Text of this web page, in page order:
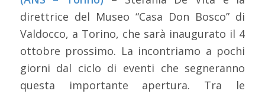
direttrice del Museo “Casa Don Bosco” di
Valdocco, a Torino, che sarà inaugurato il 4
ottobre prossimo. La incontriamo a pochi
giorni dal ciclo di eventi che segneranno
questa importante apertura. Tra le